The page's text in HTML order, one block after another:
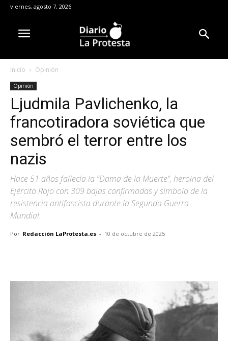
viernes, agosto 7, 2026
Inicio Opinión
Opinión
Ljudmila Pavlichenko, la
francotiradora soviética que
sembró el terror entre los
nazis
Hace 51 años fallecía la “Dama de la Muerte”, heroína del
Ejército Rojo con 309 bajas confirmadas y símbolo de la
resistencia antifascista durante la Segunda Guerra
Mundial.
Por Redacción LaProtesta.es - 10 de octubre de 2025